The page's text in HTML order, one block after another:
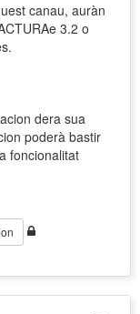
canau, auràn
3.2 o
dera sua
poderà bastir
foncionalitat